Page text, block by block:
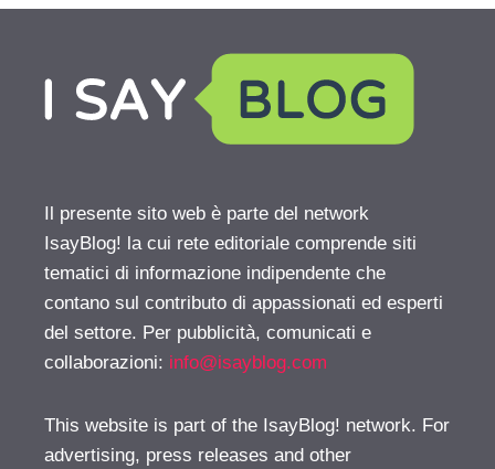
Il presente sito web è parte del network
IsayBlog! la cui rete editoriale comprende siti
tematici di informazione indipendente che
contano sul contributo di appassionati ed esperti
del settore. Per pubblicità, comunicati e
collaborazioni: info@isayblog.com
This website is part of the IsayBlog! network. For
advertising, press releases and other